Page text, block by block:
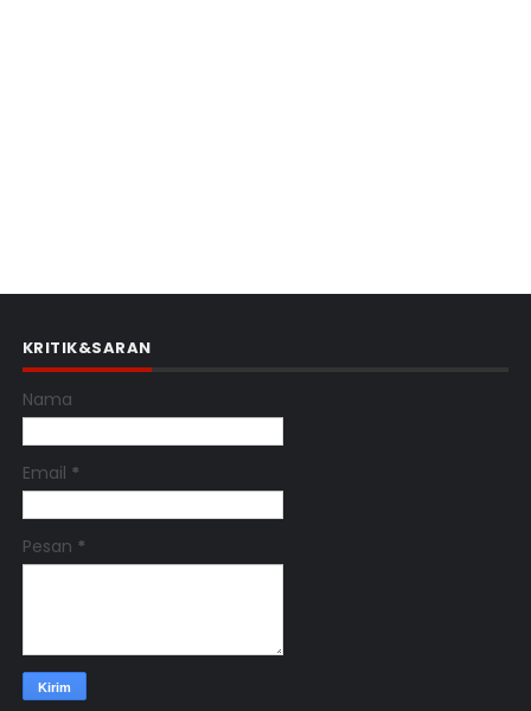
KRITIK&SARAN
Nama
Email *
Pesan *